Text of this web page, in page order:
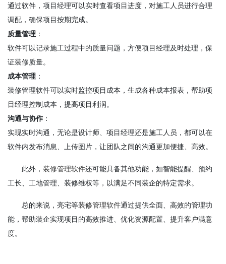
通过软件，项目经理可以实时查看项目进度，对施工人员进行合理
调配，确保项目按期完成。
质量管理 ：
软件可以记录施工过程中的质量问题，方便项目经理及时处理，保
证装修质量。
成本管理 ：
装修管理软件可以实时监控项目成本，生成各种成本报表，帮助项
目经理控制成本，提高项目利润。
沟通与协作 ：
实现实时沟通，无论是设计师、项目经理还是施工人员，都可以在
软件内发布消息、上传图片，让团队之间的沟通更加便捷、高效。
此外， 装修管理软件还可能具备其他功能，如智能提醒、预约
工长、工地管理、装修维权等，以满足不同装企的特定需求。
总的来说，亮宅等装修管理软件通过提供全面、高效的管理功
能，帮助装企实现项目的高效推进、优化资源配置、提升客户满意
度。